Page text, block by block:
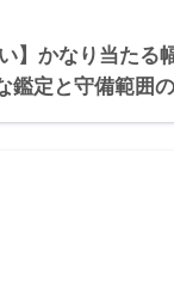
】かなり当たる
鑑定と守備範囲